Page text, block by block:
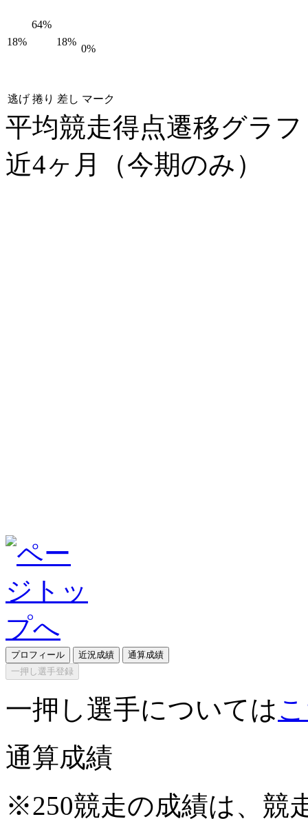
18%
64%
18%
0%
逃げ 捲り 差し マーク
平均競走得点遷移グラ
近4ヶ月（今期のみ）
プロフィール 近況成績
通算成績
一押し選手登録
一押し選手については
通算成績
※250競走の成績は、競